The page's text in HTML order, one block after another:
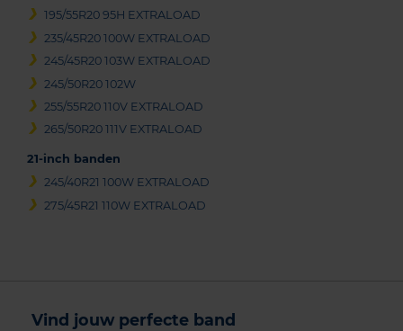
195/55R20 95H EXTRALOAD
235/45R20 100W EXTRALOAD
245/45R20 103W EXTRALOAD
245/50R20 102W
255/55R20 110V EXTRALOAD
265/50R20 111V EXTRALOAD
21-inch banden
245/40R21 100W EXTRALOAD
275/45R21 110W EXTRALOAD
Vind jouw perfecte band